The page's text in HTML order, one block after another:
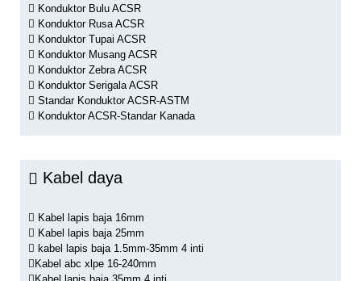
Konduktor Bulu ACSR
Konduktor Rusa ACSR
Konduktor Tupai ACSR
Konduktor Musang ACSR
Konduktor Zebra ACSR
Konduktor Serigala ACSR
Standar Konduktor ACSR-ASTM
Konduktor ACSR-Standar Kanada
Kabel daya
Kabel lapis baja 16mm
Kabel lapis baja 25mm
kabel lapis baja 1.5mm-35mm 4 inti
Kabel abc xlpe 16-240mm